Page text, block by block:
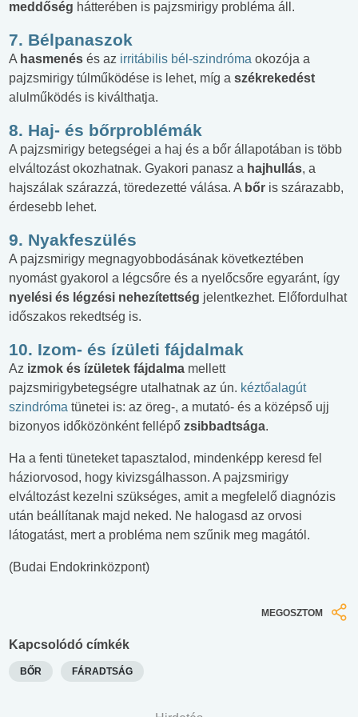
meddőség hátterében is pajzsmirigy probléma áll.
7. Bélpanaszok
A hasmenés és az irritábilis bél-szindróma okozója a
pajzsmirigy túlműködése is lehet, míg a székrekedést
alulműködés is kiválthatja.
8. Haj- és bőrproblémák
A pajzsmirigy betegségei a haj és a bőr állapotában is több
elváltozást okozhatnak. Gyakori panasz a hajhullás, a
hajszálak szárazzá, töredezetté válása. A bőr is szárazabb,
érdesebb lehet.
9. Nyakfeszülés
A pajzsmirigy megnagyobbodásának következtében
nyomást gyakorol a légcsőre és a nyelőcsőre egyaránt, így
nyelési és légzési nehezítettség jelentkezhet. Előfordulhat
időszakos rekedtség is.
10. Izom- és ízületi fájdalmak
Az izmok és ízületek fájdalma mellett
pajzsmirigybetegségre utalhatnak az ún. kéztőalagút
szindróma tünetei is: az öreg-, a mutató- és a középső ujj
bizonyos időközönként fellépő zsibbadtsága.
Ha a fenti tüneteket tapasztalod, mindenképp keresd fel
háziorvosod, hogy kivizsgálhasson. A pajzsmirigy
elváltozást kezelni szükséges, amit a megfelelő diagnózis
után beállítanak majd neked. Ne halogasd az orvosi
látogatást, mert a probléma nem szűnik meg magától.
(Budai Endokrinközpont)
MEGOSZTOM
Kapcsolódó címkék
BŐR FÁRADTSÁG